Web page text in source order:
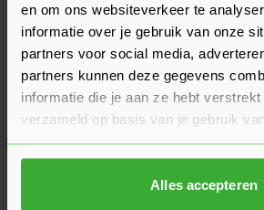
en om ons websiteverkeer te
informatie over je gebruik van onze
partners voor social media,
partners kunnen deze gegevens
informatie die je aan ze hebt
verzameld op basis van je gebruik
Alles accepteren
Beoordeling schrijven
Veelgestelde vragen
Hier vind je antwoorden op de meest
product. We hebben de belangrijkste
voor je op een rij gezet zodat je snel
Kun je het antwoord op jouw vraag niet
gerust contact op met een van onze